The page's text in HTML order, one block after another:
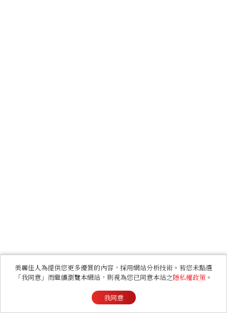
美麗佳人為提供您更多優質的內容，採用網站分析技術。若您未點選
「我同意」而繼續瀏覽本網站，則視為您已同意本站之隱私權政策 。
我同意